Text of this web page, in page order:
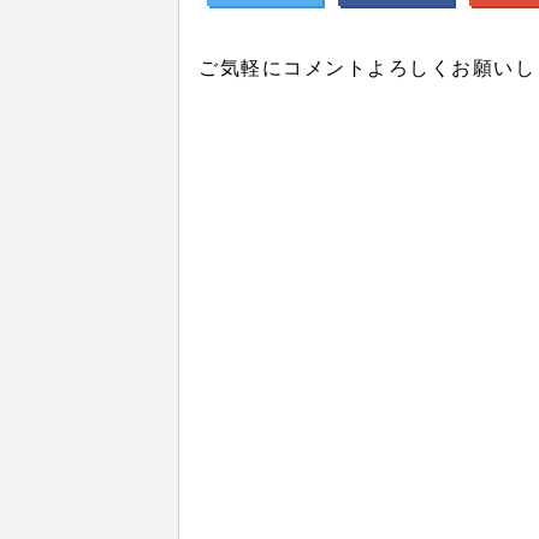
ご気軽にコメントよろしくお願い